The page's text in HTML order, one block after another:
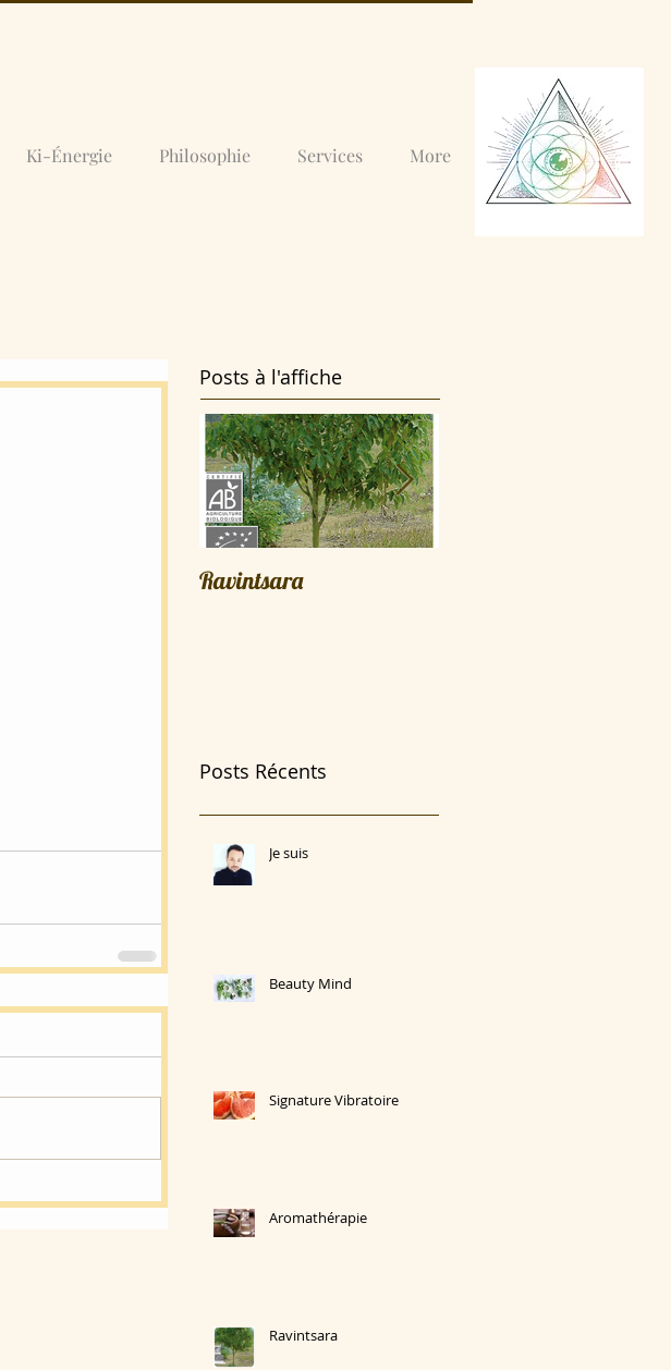
Ki-Énergie Philosophie Services More
Posts à l'affiche
Ravintsara
Posts Récents
Je suis
Beauty Mind
Signature Vibratoire
Aromathérapie
Ravintsara